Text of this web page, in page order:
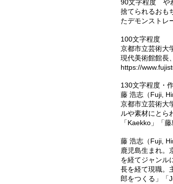
90文字程度 や
捨てられるおも
たデモンストレ
100文字程度
京都市立芸術大
現代美術館館長
https://
130文字程度・
藤 浩志（Fuji,
京都市立芸術大
ルや素材にとら
「Kaekko」「
藤 浩志（Fuji,
鹿児島生まれ。
を経てジャンル
長を経て現職。
郎をつくる」